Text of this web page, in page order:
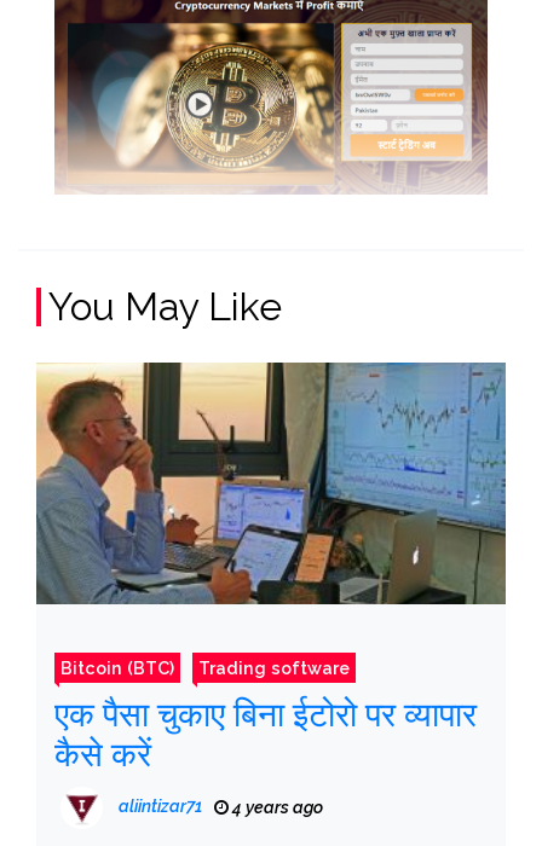
You May Like
Bitcoin (BTC) Trading software
एक पैसा चुकाए बिना ईटोरो पर व्यापार
कैसे करें
aliintizar71 4 years ago